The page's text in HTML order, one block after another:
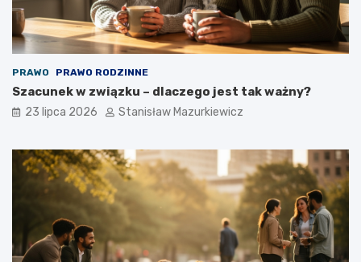
PRAWO PRAWO RODZINNE
Szacunek w związku – dlaczego jest tak ważny?
23 lipca 2026 Stanisław Mazurkiewicz